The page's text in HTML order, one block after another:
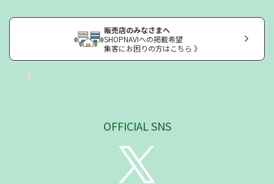
販売店のみなさまへ
SHOPNAVIへの掲載希望
集客にお困りの方はこちら 》
OFFICIAL SNS